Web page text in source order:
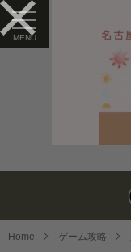
Home ゲーム攻略